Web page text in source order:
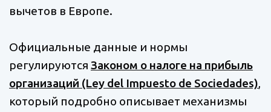
вычетов в Европе.
Официальные данные и нормы
регулируются Законом о налоге на прибыль
организаций (Ley del Impuesto de Sociedades),
который подробно описывает механизмы